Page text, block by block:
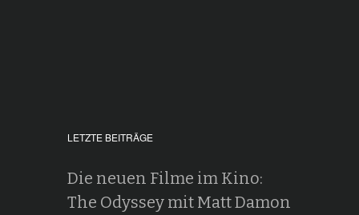
LETZTE BEITRÄGE
Die neuen Filme im Kino:
The Odyssey mit Matt Damon